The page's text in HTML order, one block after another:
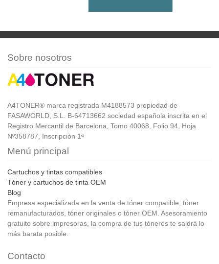
Sobre nosotros
A4TONER® marca registrada M4188573 propiedad de
FASAWORLD, S.L. B-64713662 sociedad española inscrita en el
Registro Mercantil de Barcelona, Tomo 40068, Folio 94, Hoja
Nº358787, Inscripción 1ª
Menú principal
Cartuchos y tintas compatibles
Tóner y cartuchos de tinta OEM
Blog
Empresa especializada en la venta de tóner compatible, tóner
remanufacturados, tóner originales o tóner OEM. Asesoramiento
gratuito sobre impresoras, la compra de tus tóneres te saldrá lo
más barata posible.
Contacto